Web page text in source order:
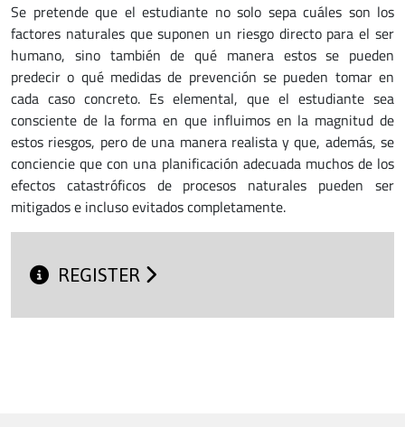
Se pretende que el estudiante no solo sepa cuáles son los
factores naturales que suponen un riesgo directo para el ser
humano, sino también de qué manera estos se pueden
predecir o qué medidas de prevención se pueden tomar en
cada caso concreto. Es elemental, que el estudiante sea
consciente de la forma en que influimos en la magnitud de
estos riesgos, pero de una manera realista y que, además, se
conciencie que con una planificación adecuada muchos de los
efectos catastróficos de procesos naturales pueden ser
mitigados e incluso evitados completamente.
REGISTER